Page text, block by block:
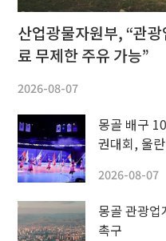
산업광물자원부, “관
료 무제한 주유 가능”
2026-08-07
몽골 배구
권대회, 울
2026-08-07
몽골 관광
촉구